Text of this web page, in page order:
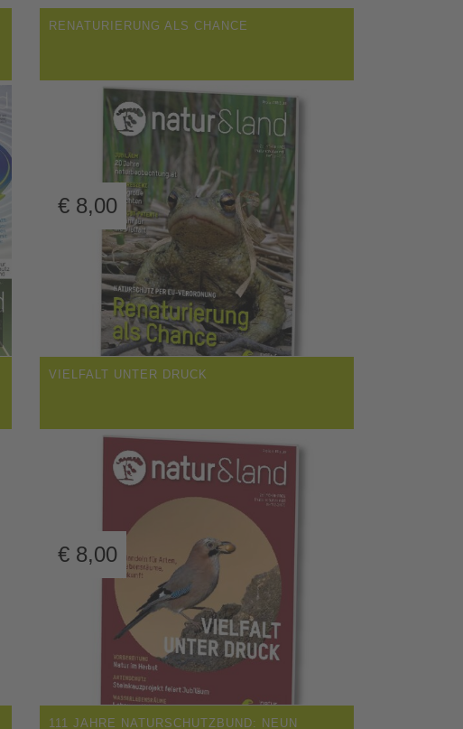
RENATURIERUNG ALS CHANCE
€ 8,00
VIELFALT UNTER DRUCK
€ 8,00
111 JAHRE NATURSCHUTZBUND: NEUN